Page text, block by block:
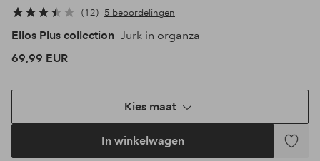
12 5 beoordelingen
Ellos Plus collection Jurk in organza
69,99 EUR
Kies maat
In winkelwagen